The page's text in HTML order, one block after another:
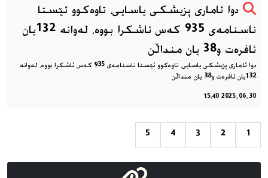
دوا ئاماری پزیشکی یاسایی، تاوەکوو ئێستا
ناسنامەی 935 کەس ئاشکرا بووە، لەوانە 132یان
ئافرەت و38 یان منداڵن
دوا ئاماری پزیشکی یاسایی، تاوەکوو ئێستا ناسنامەی 935 کەس ئاشکرا بووە، لەوانە
132یان ئافرەت و38 یان منداڵن
2025-06-30 15:40
1
2
3
4
5